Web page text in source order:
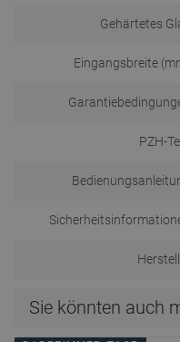
Gehärtetes
Eingangsbreite
PZH-
Sie könnten auch